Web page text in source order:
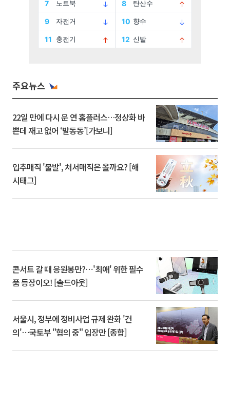
주요뉴스
22일 만에 다시 문 연 홈플러스…정상화 바
쁜데 재고 없어 ‘발동동’[가보니]
입추매직 '불발', 처서매직은 올까요? [해
시태그]
콘서트 갈 때 응원봉만?⋯'최애' 위한 필수
품 등장이오! [솔드아웃]
서울시, 정부에 정비사업 규제 완화 '건
의'⋯국토부 "협의 중" 입장만 [종합]